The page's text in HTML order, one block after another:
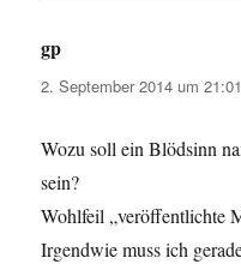
gp
2. September 2014 um
Wozu soll ein Blödsinn
sein?
Wohlfeil „veröffentlichte
Irgendwie muss ich